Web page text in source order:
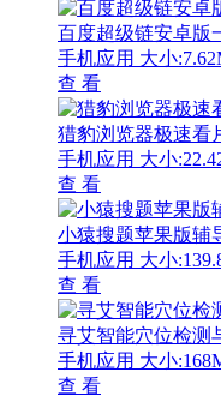
百度超级链安卓版
手机应用 大小
查 看
猎豹浏览器极速看
手机应用 大小
查 看
小猿搜题苹果版辅
手机应用 大小
查 看
寻艾智能穴位检测
手机应用 大小
查 看